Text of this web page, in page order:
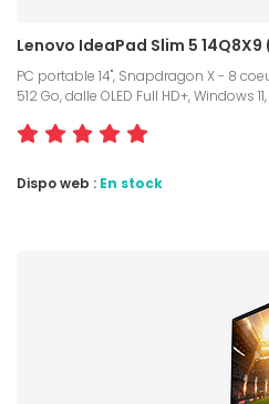
Lenovo IdeaPad Slim 5 14Q8X9
PC portable 14", Snapdragon X - 8
512 Go, dalle OLED Full HD+, Windows 11,
Dispo web : En stock